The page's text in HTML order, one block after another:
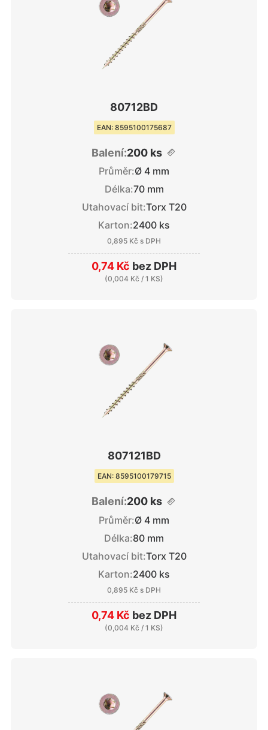
80712BD
EAN: 8595100175687
Balení:200 ks
Průměr:Ø 4 mm
Délka:70 mm
Utahovací bit:Torx T20
Karton:2400 ks
0,895 Kč s DPH
0,74 Kč bez DPH
(0,004 Kč / 1 KS)
807121BD
EAN: 8595100179715
Balení:200 ks
Průměr:Ø 4 mm
Délka:80 mm
Utahovací bit:Torx T20
Karton:2400 ks
0,895 Kč s DPH
0,74 Kč bez DPH
(0,004 Kč / 1 KS)